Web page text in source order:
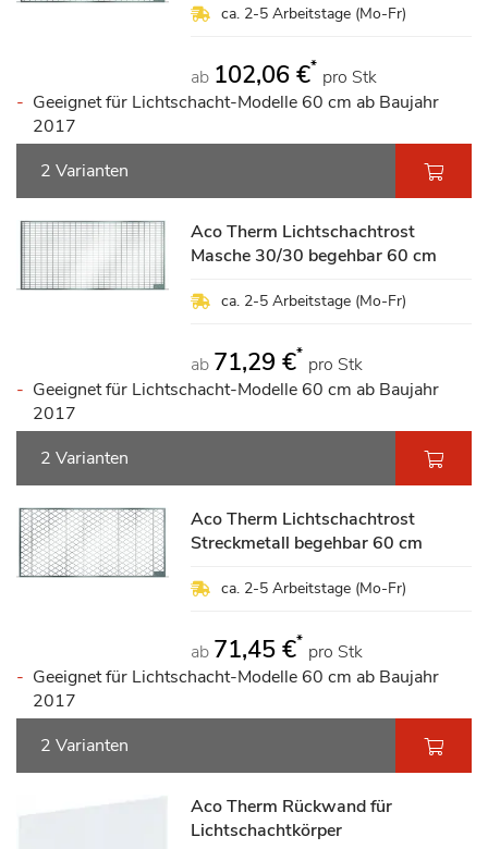
ca. 2-5 Arbeitstage (Mo-Fr)
ab 102,06 €* pro Stk
Geeignet für Lichtschacht-Modelle 60 cm ab Baujahr
2017
2 Varianten
Aco Therm Lichtschachtrost
Masche 30/30 begehbar 60 cm
ca. 2-5 Arbeitstage (Mo-Fr)
ab 71,29 €* pro Stk
Geeignet für Lichtschacht-Modelle 60 cm ab Baujahr
2017
2 Varianten
Aco Therm Lichtschachtrost
Streckmetall begehbar 60 cm
ca. 2-5 Arbeitstage (Mo-Fr)
ab 71,45 €* pro Stk
Geeignet für Lichtschacht-Modelle 60 cm ab Baujahr
2017
2 Varianten
Aco Therm Rückwand für
Lichtschachtkörper